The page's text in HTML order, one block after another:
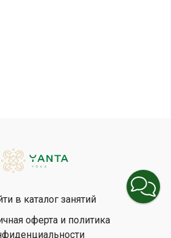
в каталог занятий
оферта и политика